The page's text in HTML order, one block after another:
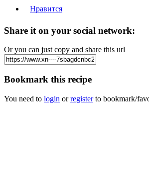
Нравится
Share it on your social network:
Or you can just copy and share this url
Bookmark this recipe
You need to login orregisterto bookmark/